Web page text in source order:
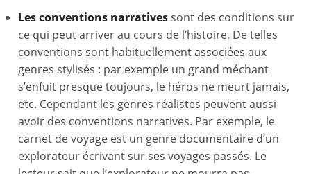
Les conventions narrativessont des conditions sur
ce qui peut arriver au cours de l’histoire. De telles
conventions sont habituellement associées aux
genres stylisés : par exemple un grand méchant
s’enfuit presque toujours, le héros ne meurt jamais,
etc. Cependant les genres réalistes peuvent aussi
avoir des conventions narratives. Par exemple, le
carnet de voyage est un genre documentaire d’un
explorateur écrivant sur ses voyages passés. Le